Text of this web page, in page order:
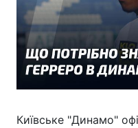
Київське "Динамо"